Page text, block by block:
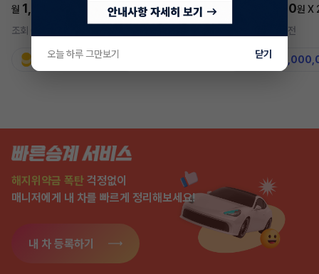
월 1,697,700 24개월
조회 687
지원금31,860,000원
5,577,270원 X
2주 전
지원금
해지위약금 폭탄 걱정없이
매니저에게 내 차를 빠르게 정리해보세요!
내 차 등록하기
오늘 하루 그만보기 닫기